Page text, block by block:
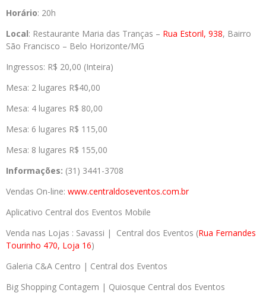
Horário: 20h
Local: Restaurante Maria das Tranças – Rua Estoril, 938, Bairro
São Francisco – Belo Horizonte/MG
Ingressos: R$ 20,00 (Inteira)
Mesa: 2 lugares R$40,00
Mesa: 4 lugares R$ 80,00
Mesa: 6 lugares R$ 115,00
Mesa: 8 lugares R$ 155,00
Informações: (31) 3441-3708
Vendas On-line: www.centraldoseventos.com.br
Aplicativo Central dos Eventos Mobile
Venda nas Lojas : Savassi | Central dos Eventos (Rua Fernandes
Tourinho 470, Loja 16)
Galeria C&A Centro | Central dos Eventos
Big Shopping Contagem | Quiosque Central dos Eventos